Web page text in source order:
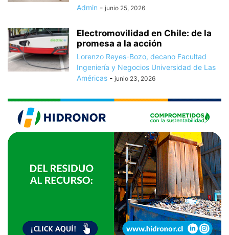
Admin - junio 25, 2026
Electromovilidad en Chile: de la
promesa a la acción
Lorenzo Reyes-Bozo, decano Facultad
Ingeniería y Negocios Universidad de Las
Américas - junio 23, 2026